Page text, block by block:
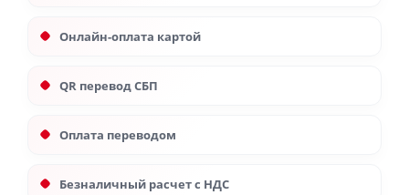
Онлайн-оплата картой
QR перевод СБП
Оплата переводом
Безналичный расчет с НДС